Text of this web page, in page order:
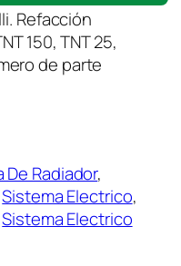
Refacción
150, TNT 25,
de parte
De Radiador
Sistema Electrico
Sistema Electrico